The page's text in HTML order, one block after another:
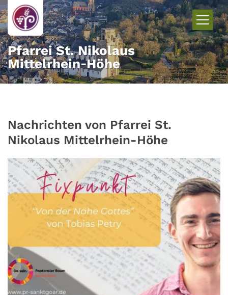
Zum Inhalt springen
Pfarrei St. Nikolaus
Mittelrhein‑Höhe
Nachrichten von Pfarrei St.
Nikolaus Mittelrhein-Höhe